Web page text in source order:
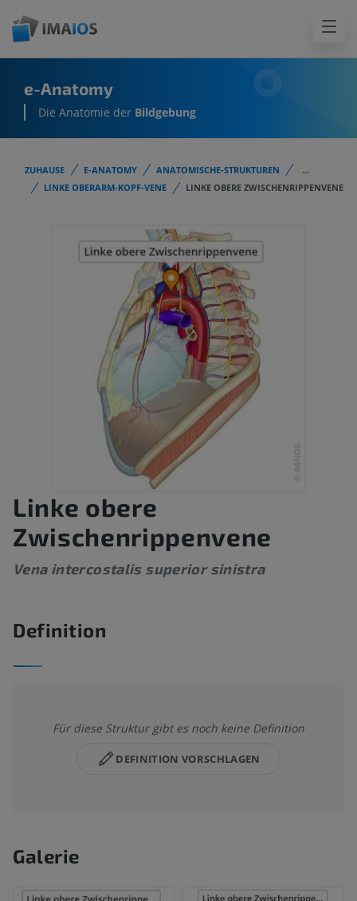
e-Anatomy
Die Anatomie der Bildgebung
ZUHAUSE E-ANATOMY ANATOMISCHE-STRUKTUREN
...
LINKE OBERARM-KOPF-VENE
LINKE OBERE ZWISCHENRIPPENVENE
Linke obere
Zwischenrippenvene
Vena intercostalis superior sinistra
Definition
Für diese Struktur gibt es noch keine Definition
DEFINITION VORSCHLAGEN
Galerie